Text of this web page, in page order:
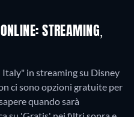
STREAMING,
in streaming su Disney
ci sono opzioni gratuite per
quando sarà